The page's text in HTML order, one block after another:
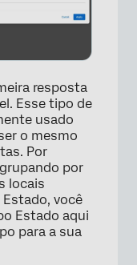
×
resposta
Esse tipo de
usado
o mesmo
Por
por
locais
você
Estado aqui
para a sua